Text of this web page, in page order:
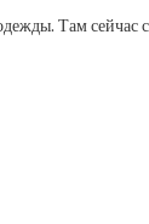
Там сейчас